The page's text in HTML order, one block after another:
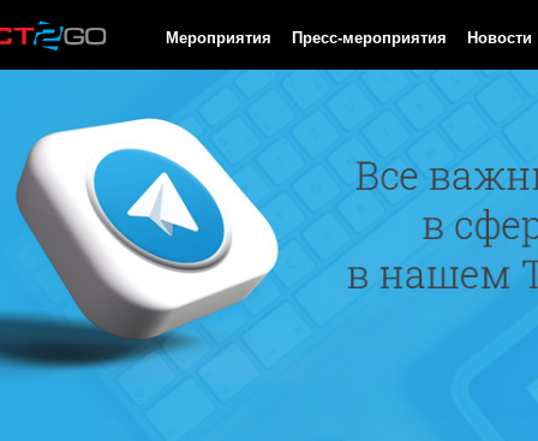
Мероприятия Пресс-мероприятия Новости